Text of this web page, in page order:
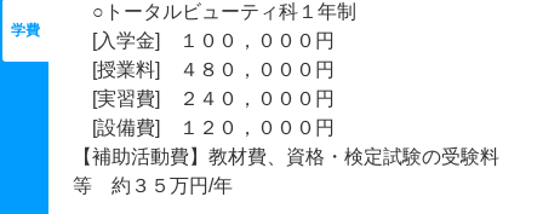
学費
○トータルビューティ科１年制
[入学金] １００，０００円
[授業料] ４８０，０００円
[実習費] ２４０，０００円
[設備費] １２０，０００円
【補助活動費】教材費、資格・検定試験の受験料
等 約３５万円/年